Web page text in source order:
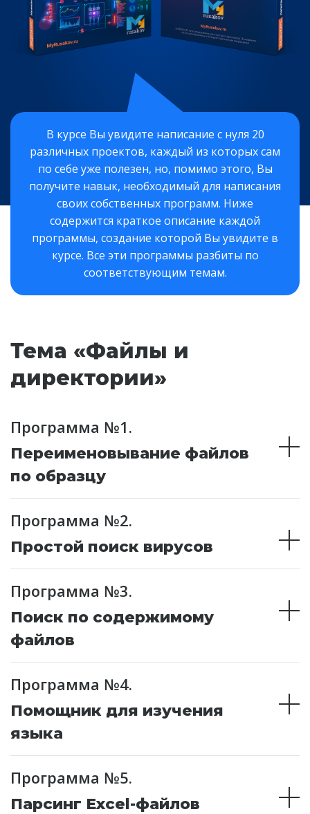
В курсе Вы увидите написание с нуля 20
различных проектов, каждый из которых сам
по себе уже полезен, но, помимо этого, Вы
получите навык, необходимый для написания
своих собственных программ. Ниже
содержится краткое описание каждой
программы, создание которой Вы увидите в
курсе. Все эти программы разбиты по
соответствующим темам.
Тема «Файлы и
директории»
Программа №1.
Переименовывание файлов
по образцу
Программа №2.
Простой поиск вирусов
Программа №3.
Поиск по содержимому
файлов
Программа №4.
Помощник для изучения
языка
Программа №5.
Парсинг Excel-файлов